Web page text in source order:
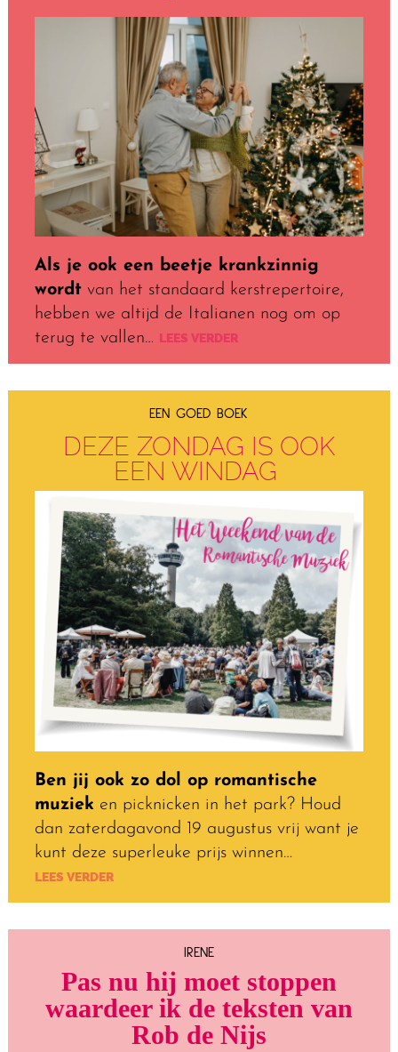
Als je ook een beetje krankzinnig
wordtvan het standaard kerstrepertoire,
hebben we altijd de Italianen nog om op
terug te vallen… LEES VERDER
EEN GOED BOEK
DEZE ZONDAG IS OOK
EEN WINDAG
Ben jij ook zo dol op romantische
muzieken picknicken in het park? Houd
dan zaterdagavond 19 augustus vrij want je
kunt deze superleuke prijs winnen…
LEES VERDER
IRENE
Pas nu hij moet stoppen
waardeer ik de teksten van
Rob de Nijs